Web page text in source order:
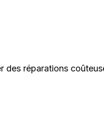
des réparations